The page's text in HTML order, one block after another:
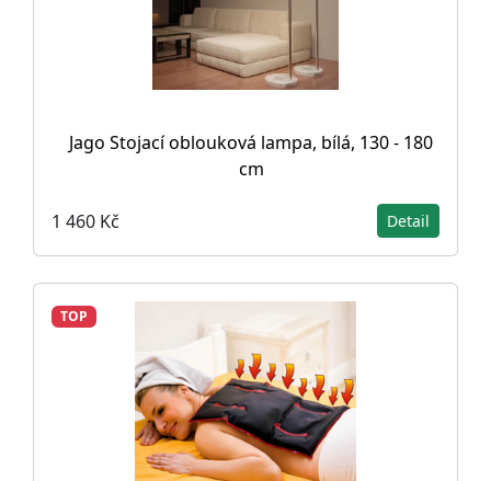
Jago Stojací oblouková lampa, bílá, 130 - 180
cm
1 460 Kč Detail
TOP